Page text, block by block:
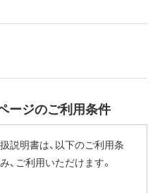
ージのご利用条件
説明書は、以下のご利用条
ご利用いただけます。